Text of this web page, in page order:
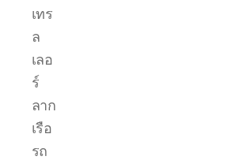
ย้าย
เรือ
โดยตรง
เพื่อ
ตอบ
โจทย์
ความ
สะดวก
เทร
ล
เลอ
ร์
ลาก
เรือ
รถ